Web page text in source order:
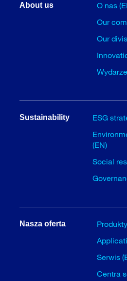
About us
O nas
Our
Our
Sustainability
ESG
(EN)
Social
Nasza oferta
Serwis
Centra